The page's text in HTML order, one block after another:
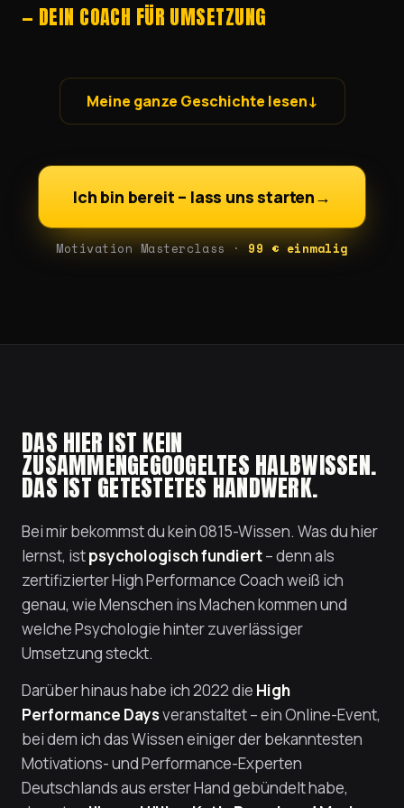
— DEIN COACH FÜR UMSETZUNG
Meine ganze Geschichte lesen↓
Weißt du, was jahrelang mein größtes
Problem war?
selbstbestimmtes Leben nach meinen
Maßstäben.
Und ich wusste ganz genau, was ich tun musste.
Ideen hatte ich mehr als genug.
Ich habe sie nur nie umgesetzt.
Statt produktiv an meinen Plänen zu arbeiten,
hing ich vor YouTube, scrollte durch Instagram
und verschwendete meine Zeit. Ich bekam
einfach nichts auf die Kette. Entweder schob ich
auf – oder ich verlor nach wenigen Tagen die
Motivation. Antriebslosigkeit, Zweifel, Unklarheit
und Überforderung waren meine täglichen
Begleiter.
Ich bin bereit – lass uns starten→
Motivation Masterclass · 99 € einmalig
DAS HIER IST KEIN
ZUSAMMENGEGOOGELTES HALBWISSEN.
DAS IST GETESTETES HANDWERK.
Bei mir bekommst du kein 0815-Wissen. Was du hier
lernst, istpsychologisch fundiert– denn als
zertifizierter High Performance Coach weiß ich
genau, wie Menschen ins Machen kommen und
welche Psychologie hinter zuverlässiger
Umsetzung steckt.
Darüber hinaus habe ich 2022 die High
Performance Daysveranstaltet – ein Online-Event,
bei dem ich das Wissen einiger der bekanntesten
Motivations- und Performance-Experten
Deutschlands aus erster Hand gebündelt habe,